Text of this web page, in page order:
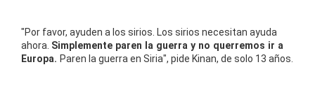
"Por favor, ayuden a los sirios. Los sirios necesitan ayuda
ahora. Simplemente paren la guerra y no querremos ir a
Europa. Paren la guerra en Siria", pide Kinan, de solo 13 años.